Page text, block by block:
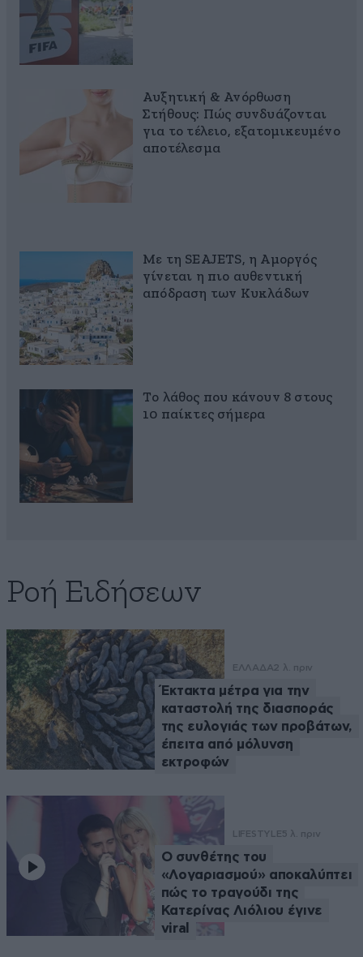
Αυξητική & Ανόρθωση
Στήθους: Πώς συνδυάζονται
για το τέλειο, εξατομικευμένο
αποτέλεσμα
Με τη SEAJETS, η Αμοργός
γίνεται η πιο αυθεντική
απόδραση των Κυκλάδων
Το λάθος που κάνουν 8 στους
10 παίκτες σήμερα
Ροή Ειδήσεων
ΕΛΛΑΔΑ2 λ. πριν
Έκτακτα μέτρα για την
καταστολή της διασποράς
της ευλογιάς των προβάτων,
έπειτα από μόλυνση
εκτροφών
LIFESTYLE5 λ. πριν
Ο συνθέτης του
«Λογαριασμού» αποκαλύπτει
πώς το τραγούδι της
Κατερίνας Λιόλιου έγινε
viral